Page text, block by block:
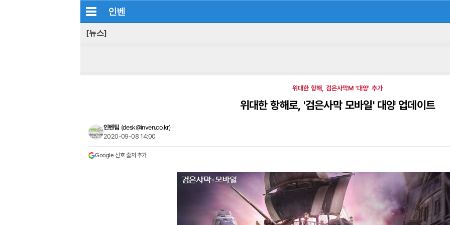
인벤
[뉴스]
위대한 항해, 검은사막M '대양' 추가
위대한 항해로, '검은사막 모바일' 대양 업데이트
인벤팀 (desk@inven.co.kr)
2020-09-08 14:00
Google 선호 출처 추가